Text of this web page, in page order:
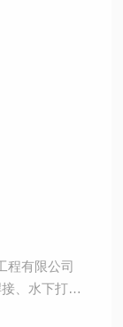
程有限公司
、水下打
割、水下摄